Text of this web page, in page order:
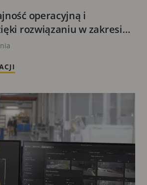
operacyjną i
rozwiązaniu w zakresie
i dozoru